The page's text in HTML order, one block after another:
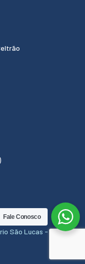
São Lucas - 2024.
Fale Conosco